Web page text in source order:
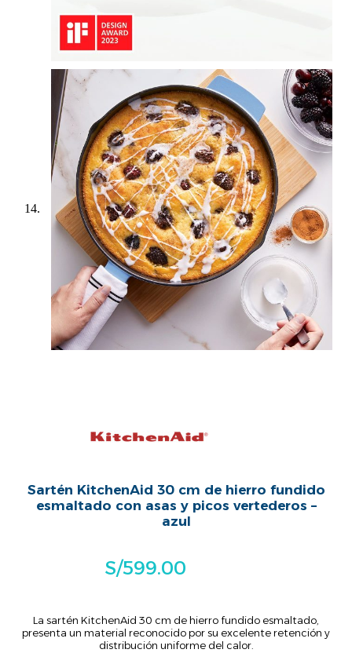
Sartén KitchenAid 30 cm de hierro fundido
esmaltado con asas y picos vertederos –
azul
S/599.00
La sartén KitchenAid 30 cm de hierro fundido esmaltado,
presenta un material reconocido por su excelente retención y
distribución uniforme del calor.